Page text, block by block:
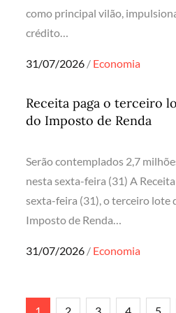
como principal vilão,
crédito…
Posted
31/07/2026 Economia
Receita paga o terceiro
do Imposto de Renda
Serão contemplados 2,7
nesta sexta-feira (31) A
sexta-feira (31), o terceiro lote
Imposto de Renda…
Posted
31/07/2026 Economia